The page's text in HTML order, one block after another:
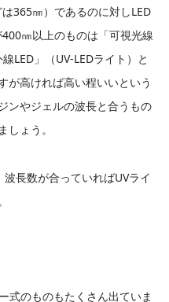
365㎚）であるのに対しLED
㎚以上のものは「可視光線
LED」（UV-LEDライト）と
が高ければ高い程いいという
ンやジェルの波長と合うもの
ょう。
長数が合っていればUVライ
式のものもたくさん出ていま